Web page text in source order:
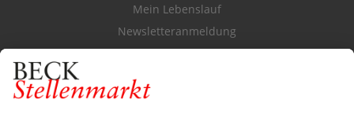
Mein Lebenslauf
Newsletteranmeldung
Durchsuchen Sie den Stellenkatalog
FÜR ARBEITGEBER